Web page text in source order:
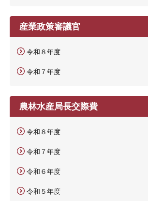
産業政策審議官
令和８年度
令和７年度
農林水産局長交際費
令和８年度
令和７年度
令和６年度
令和５年度